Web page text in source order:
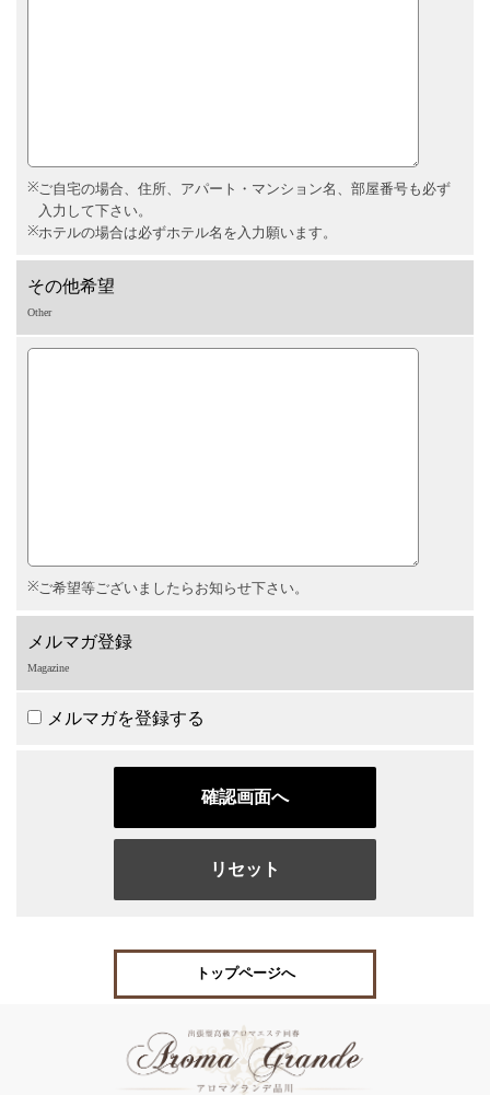
ご自宅の場合、住所、アパート・マンション名、部屋番号も必ず
入力して下さい。
ホテルの場合は必ずホテル名を入力願います。
その他希望
Other
ご希望等ございましたらお知らせ下さい。
メルマガ登録
Magazine
メルマガを登録する
トップページへ